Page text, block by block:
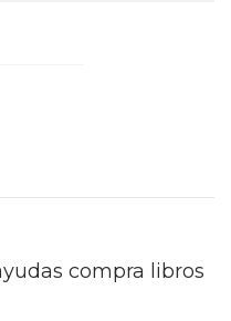
compra libros